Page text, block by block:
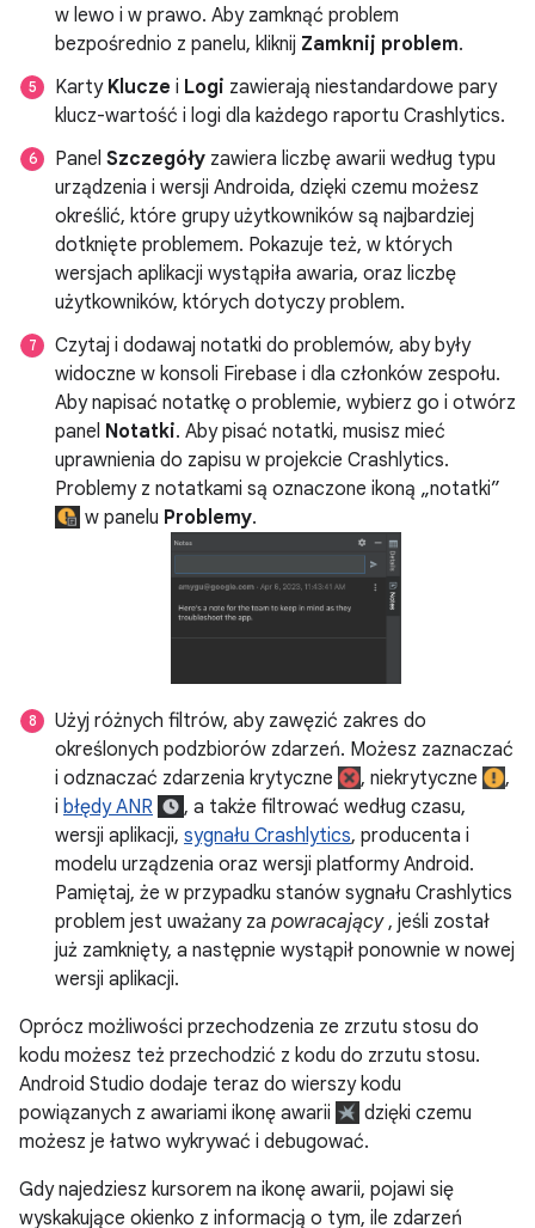
w lewo i w prawo. Aby zamknąć problem
bezpośrednio z panelu, kliknij Zamknij problem.
Karty Klucze i Logi zawierają niestandardowe pary
klucz-wartość i logi dla każdego raportu Crashlytics.
Panel Szczegóły zawiera liczbę awarii według typu
urządzenia i wersji Androida, dzięki czemu możesz
określić, które grupy użytkowników są najbardziej
dotknięte problemem. Pokazuje też, w których
wersjach aplikacji wystąpiła awaria, oraz liczbę
użytkowników, których dotyczy problem.
Czytaj i dodawaj notatki do problemów, aby były
widoczne w konsoli Firebase i dla członków zespołu.
Aby napisać notatkę o problemie, wybierz go i otwórz
panel Notatki. Aby pisać notatki, musisz mieć
uprawnienia do zapisu w projekcie Crashlytics.
Problemy z notatkami są oznaczone ikoną „notatki”
w panelu Problemy.
Użyj różnych filtrów, aby zawęzić zakres do
określonych podzbiorów zdarzeń. Możesz zaznaczać
i odznaczać zdarzenia krytyczne
, niekrytyczne
,
i błędy ANR
, a także filtrować według czasu,
wersji aplikacji, sygnału Crashlytics, producenta i
modelu urządzenia oraz wersji platformy Android.
Pamiętaj, że w przypadku stanów sygnału Crashlytics
problem jest uważany za powracający, jeśli został
już zamknięty, a następnie wystąpił ponownie w nowej
wersji aplikacji.
Oprócz możliwości przechodzenia ze zrzutu stosu do
kodu możesz też przechodzić z kodu do zrzutu stosu.
Android Studio dodaje teraz do wierszy kodu
powiązanych z awariami ikonę awarii
dzięki czemu
możesz je łatwo wykrywać i debugować.
Gdy najedziesz kursorem na ikonę awarii, pojawi się
wyskakujące okienko z informacją o tym, ile zdarzeń